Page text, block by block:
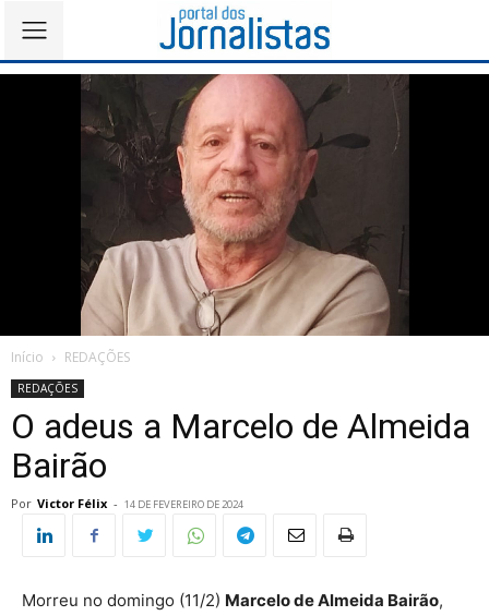
Início REDAÇÕES
REDAÇÕES
O adeus a Marcelo de Almeida
Bairão
Por Victor Félix - 14 DE FEVEREIRO DE 2024
Morreu no domingo (11/2) Marcelo de Almeida Bairão,